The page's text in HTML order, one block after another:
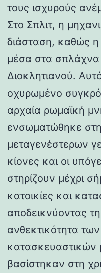
τους ισχυρούς
Στο Σπλιτ, η
διάσταση, καθώς
μέσα στα σπλάχνα
Διοκλητιανού.
οχυρωμένο
αρχαία ρωμαϊκή
ενσωματώθηκε
μεταγενέστερων
κίονες και οι
στηρίζουν μέχρι
κατοικίες και
αποδεικνύοντας
ανθεκτικότητα
κατασκευαστικών
βασίστηκαν στη